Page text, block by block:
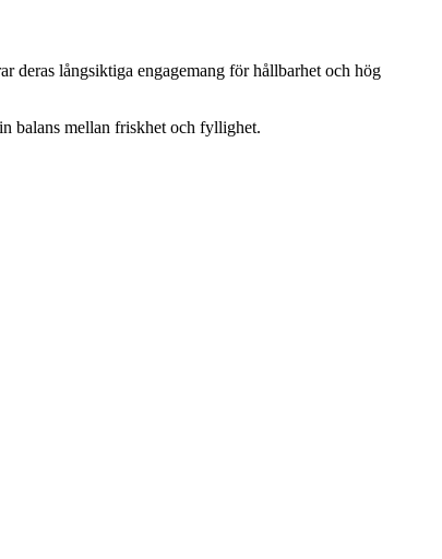
långsiktiga engagemang för hållbarhet och hög
balans mellan friskhet och fyllighet.